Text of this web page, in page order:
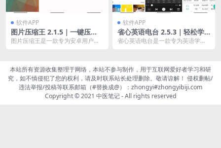
软件APP
图片压缩王 2.1.5｜一键压
缩，轻松管理照片
图片压缩王是一款专为安卓用户设
软件APP
省心英语电台 2.5.3｜轻松学
英语，听力口语齐飞跃
省心英语电台是一款专为英语学习
本站所有资源收集整理于网络，本站不参与制作，用于互联网爱好者学习和研
究，如不慎侵犯了您的权利，请及时联系站长处理删除。敬请谅解！ 侵权删帖/
违法举报/投稿等联系邮箱（#替换成@）：zhongyi#zhongyibiji.com
Copyright © 2021 中医笔记- All rights reserved